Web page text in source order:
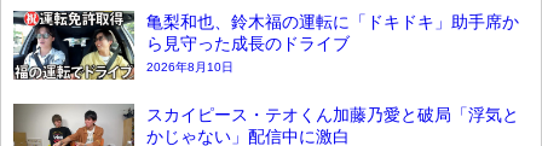
亀梨和也、鈴木福の運転に「ドキドキ」助手席か
ら見守った成長のドライブ
2026年8月10日
スカイピース・テオくん加藤乃愛と破局「浮気と
かじゃない」配信中に激白